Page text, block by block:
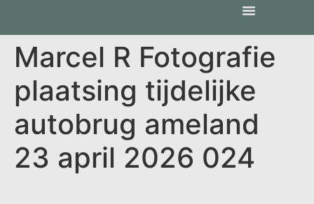
Marcel R Fotografie
plaatsing tijdelijke
autobrug ameland
23 april 2026 024